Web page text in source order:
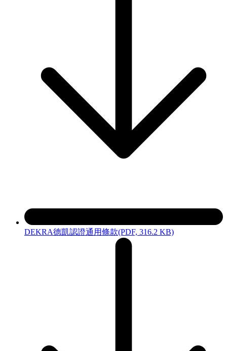
DEKRA德凱認證通用條款(PDF, 316.2 KB)